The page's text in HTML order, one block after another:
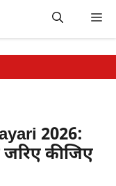
2026:
जरिए कीजिए